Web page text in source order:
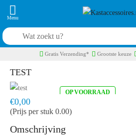
Gratis Verzending* Grootste keuze
TEST
OP VOORRAAD
Snel in huis, 1 á 2 werkdagen
€0,00
(Prijs per stuk 0.00)
Omschrijving